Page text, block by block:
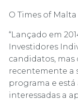
O Times of
“Lançado em
Investidores
candidatos,
recentemente a
programa e
interessadas a